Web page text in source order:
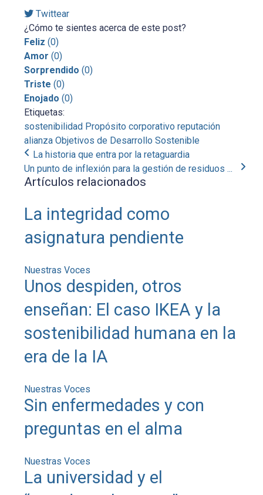
Twittear
¿Cómo te sientes acerca de este post?
Feliz (0)
Amor (0)
Sorprendido (0)
Triste (0)
Enojado (0)
Etiquetas:
sostenibilidad Propósito corporativo reputación
alianza Objetivos de Desarrollo Sostenible
La historia que entra por la retaguardia
Un punto de inflexión para la gestión de residuos ...
Artículos relacionados
La integridad como
asignatura pendiente
Nuestras Voces
Unos despiden, otros
enseñan: El caso IKEA y la
sostenibilidad humana en la
era de la IA
Nuestras Voces
Sin enfermedades y con
preguntas en el alma
Nuestras Voces
La universidad y el